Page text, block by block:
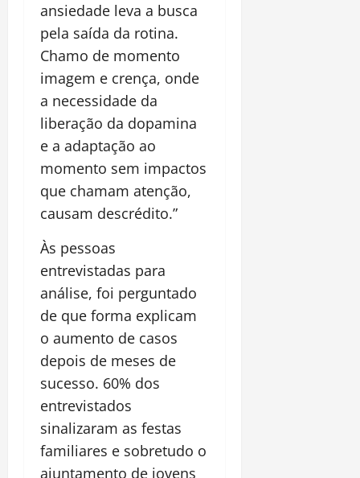
ansiedade leva a busca
pela saída da rotina.
Chamo de momento
imagem e crença, onde
a necessidade da
liberação da dopamina
e a adaptação ao
momento sem impactos
que chamam atenção,
causam descrédito.”
Às pessoas
entrevistadas para
análise, foi perguntado
de que forma explicam
o aumento de casos
depois de meses de
sucesso. 60% dos
entrevistados
sinalizaram as festas
familiares e sobretudo o
ajuntamento de jovens